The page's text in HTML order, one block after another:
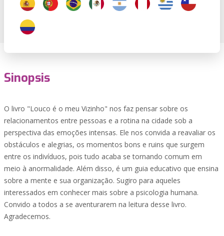
Sinopsis
O livro "Louco é o meu Vizinho" nos faz pensar sobre os
relacionamentos entre pessoas e a rotina na cidade sob a
perspectiva das emoções intensas. Ele nos convida a reavaliar os
obstáculos e alegrias, os momentos bons e ruins que surgem
entre os indivíduos, pois tudo acaba se tornando comum em
meio à anormalidade. Além disso, é um guia educativo que ensina
sobre a mente e sua organização. Sugiro para aqueles
interessados em conhecer mais sobre a psicologia humana.
Convido a todos a se aventurarem na leitura desse livro.
Agradecemos.